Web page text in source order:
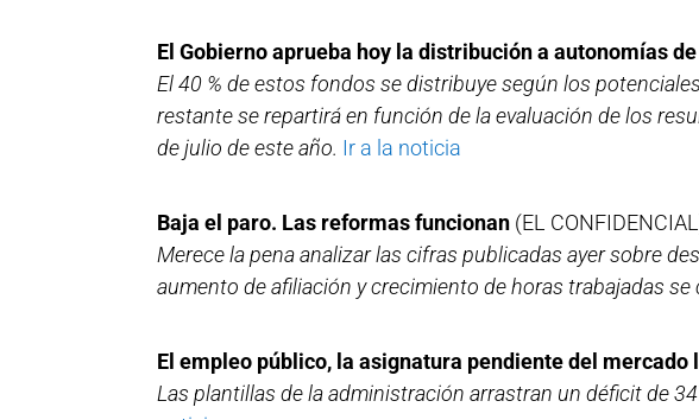
El Gobierno aprueba hoy la distribución a autonomías
El 40 % de estos fondos se distribuye según los
restante se repartirá en función de la evaluación de los
de julio de este año. Ir a la noticia
Baja el paro. Las reformas funcionan (EL
Merece la pena analizar las cifras publicadas ayer sobre
aumento de afiliación y crecimiento de horas trabajadas se
El empleo público, la asignatura pendiente del mercado
Las plantillas de la administración arrastran un déficit de